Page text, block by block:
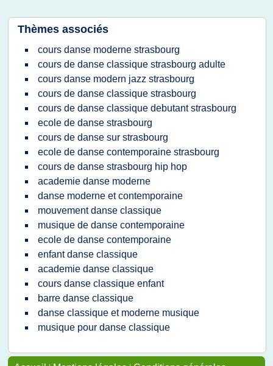
Thèmes associés
cours danse moderne strasbourg
cours de danse classique strasbourg adulte
cours danse modern jazz strasbourg
cours de danse classique strasbourg
cours de danse classique debutant strasbourg
ecole de danse strasbourg
cours de danse sur strasbourg
ecole de danse contemporaine strasbourg
cours de danse strasbourg hip hop
academie danse moderne
danse moderne et contemporaine
mouvement danse classique
musique de danse contemporaine
ecole de danse contemporaine
enfant danse classique
academie danse classique
cours danse classique enfant
barre danse classique
danse classique et moderne musique
musique pour danse classique